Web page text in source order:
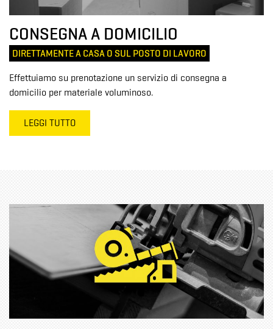
CONSEGNA A DOMICILIO
DIRETTAMENTE A CASA O SUL POSTO DI LAVORO
Effettuiamo su prenotazione un servizio di consegna a
domicilio per materiale voluminoso.
LEGGI TUTTO